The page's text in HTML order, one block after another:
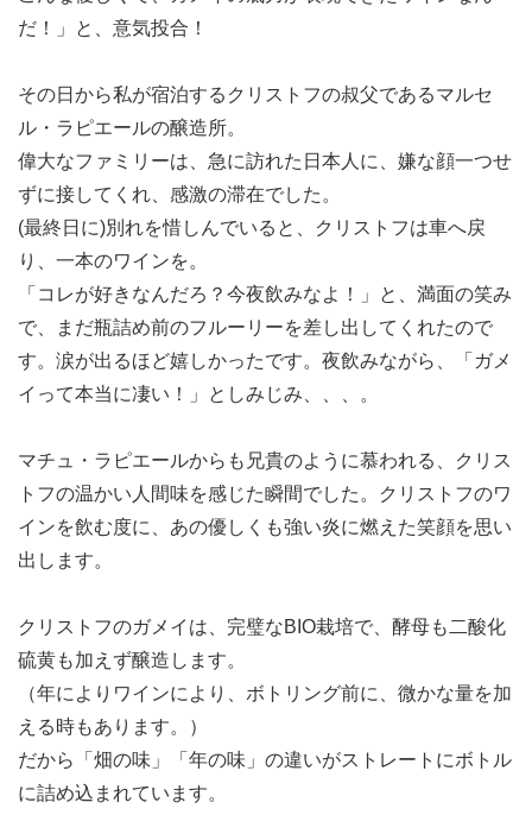
だ！」と、意気投合！
その日から私が宿泊するクリストフの叔父であるマルセ
ル・ラピエールの醸造所。
偉大なファミリーは、急に訪れた日本人に、嫌な顔一つせ
ずに接してくれ、感激の滞在でした。
(最終日に)別れを惜しんでいると、クリストフは車へ戻
り、一本のワインを。
「コレが好きなんだろ？今夜飲みなよ！」と、満面の笑み
で、まだ瓶詰め前のフルーリーを差し出してくれたので
す。涙が出るほど嬉しかったです。夜飲みながら、「ガメ
イって本当に凄い！」としみじみ、、、。
マチュ・ラピエールからも兄貴のように慕われる、クリス
トフの温かい人間味を感じた瞬間でした。クリストフのワ
インを飲む度に、あの優しくも強い炎に燃えた笑顔を思い
出します。
クリストフのガメイは、完璧なBIO栽培で、酵母も二酸化
硫黄も加えず醸造します。
（年によりワインにより、ボトリング前に、微かな量を加
える時もあります。）
だから「畑の味」「年の味」の違いがストレートにボトル
に詰め込まれています。